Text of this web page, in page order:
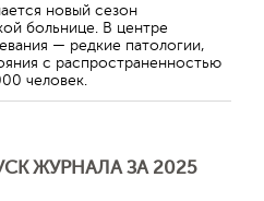
новый сезон
больнице. В центре
— редкие патологии,
с распространенностью
человек.
ЖУРНАЛА ЗА 2025